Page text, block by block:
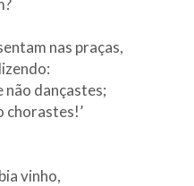
nas praças,
não dançastes;
chorastes!’
vinho,